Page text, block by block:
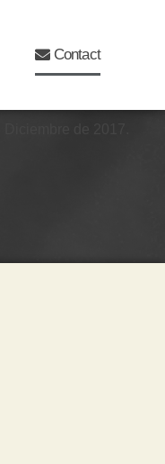
Contact